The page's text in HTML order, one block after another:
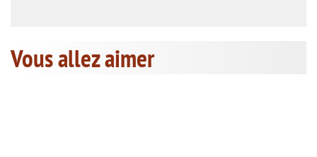
Vous allez aimer